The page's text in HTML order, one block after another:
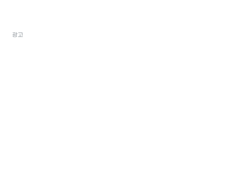
광고